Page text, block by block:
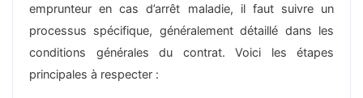
emprunteur en cas d’arrêt maladie, il faut suivre un
processus spécifique, généralement détaillé dans les
conditions générales du contrat. Voici les étapes
principales à respecter :